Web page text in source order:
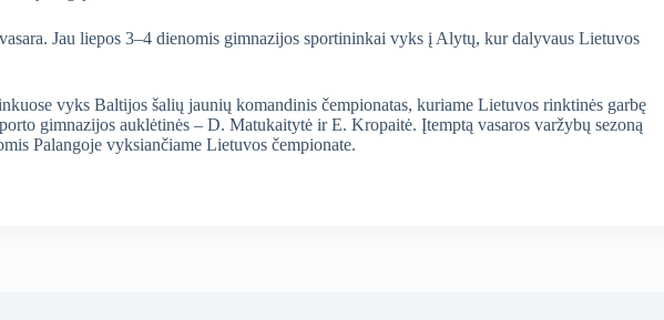
Jau liepos 3–4 dienomis gimnazijos sportininkai vyks į Alytų, kur dalyvaus Lietuvos
vyks Baltijos šalių jaunių komandinis čempionatas, kuriame Lietuvos rinktinės garbę
gimnazijos auklėtinės – D. Matukaitytė ir E. Kropaitė. Įtemptą vasaros varžybų sezoną
Palangoje vyksiančiame Lietuvos čempionate.